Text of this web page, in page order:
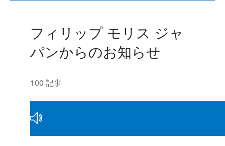
フィリップ モリス ジャ
パンからのお知らせ
100 記事